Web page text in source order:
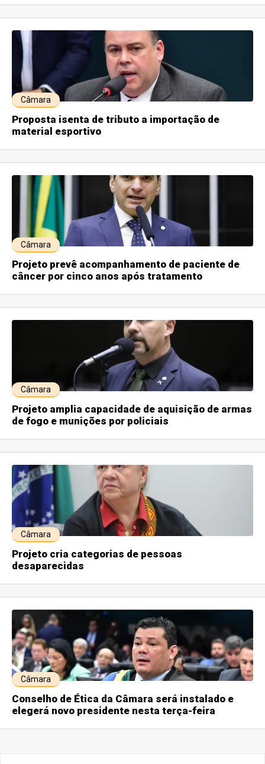
Câmara
Proposta isenta de tributo a importação de
material esportivo
Câmara
Projeto prevê acompanhamento de paciente de
câncer por cinco anos após tratamento
Câmara
Projeto amplia capacidade de aquisição de armas
de fogo e munições por policiais
Câmara
Projeto cria categorias de pessoas
desaparecidas
Câmara
Conselho de Ética da Câmara será instalado e
elegerá novo presidente nesta terça-feira